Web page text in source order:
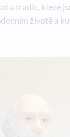
a tradic, které
životě a